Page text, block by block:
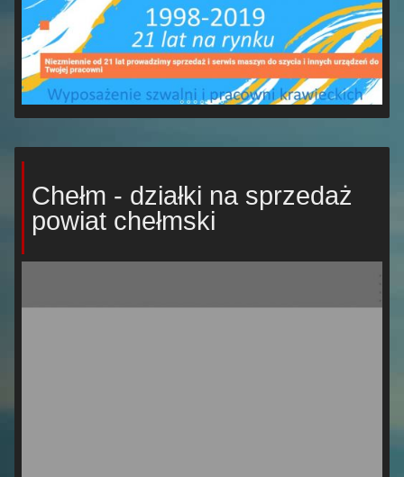
Chełm - działki na sprzedaż
powiat chełmski